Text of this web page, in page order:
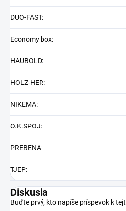
DUO-FAST:
Economy box:
HAUBOLD:
HOLZ-HER:
NIKEMA:
O.K.SPOJ:
PREBENA:
TJEP:
Diskusia
Buďte prvý, kto napíše príspevok k